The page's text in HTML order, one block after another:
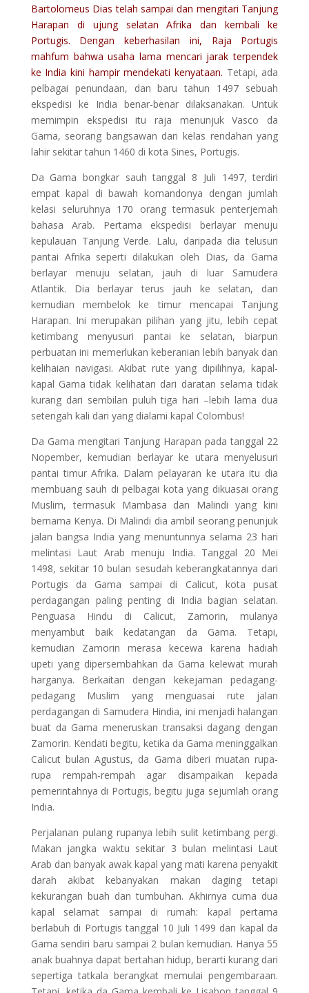
Bartolomeus Dias telah sampai dan mengitari Tanjung
Harapan di ujung selatan Afrika dan kembali ke
Portugis. Dengan keberhasilan ini, Raja Portugis
mahfum bahwa usaha lama mencari jarak terpendek
ke India kini hampir mendekati kenyataan. Tetapi, ada
pelbagai penundaan, dan baru tahun 1497 sebuah
ekspedisi ke India benar-benar dilaksanakan. Untuk
memimpin ekspedisi itu raja menunjuk Vasco da
Gama, seorang bangsawan dari kelas rendahan yang
lahir sekitar tahun 1460 di kota Sines, Portugis.
Da Gama bongkar sauh tanggal 8 Juli 1497, terdiri
empat kapal di bawah komandonya dengan jumlah
kelasi seluruhnya 170 orang termasuk penterjemah
bahasa Arab. Pertama ekspedisi berlayar menuju
kepulauan Tanjung Verde. Lalu, daripada dia telusuri
pantai Afrika seperti dilakukan oleh Dias, da Gama
berlayar menuju selatan, jauh di luar Samudera
Atlantik. Dia berlayar terus jauh ke selatan, dan
kemudian membelok ke timur mencapai Tanjung
Harapan. Ini merupakan pilihan yang jitu, lebih cepat
ketimbang menyusuri pantai ke selatan, biarpun
perbuatan ini memerlukan keberanian lebih banyak dan
kelihaian navigasi. Akibat rute yang dipilihnya, kapal-
kapal Gama tidak kelihatan dari daratan selama tidak
kurang dari sembilan puluh tiga hari –lebih lama dua
setengah kali dari yang dialami kapal Colombus!
Da Gama mengitari Tanjung Harapan pada tanggal 22
Nopember, kemudian berlayar ke utara menyelusuri
pantai timur Afrika. Dalam pelayaran ke utara itu dia
membuang sauh di pelbagai kota yang dikuasai orang
Muslim, termasuk Mambasa dan Malindi yang kini
bernama Kenya. Di Malindi dia ambil seorang penunjuk
jalan bangsa India yang menuntunnya selama 23 hari
melintasi Laut Arab menuju India. Tanggal 20 Mei
1498, sekitar 10 bulan sesudah keberangkatannya dari
Portugis da Gama sampai di Calicut, kota pusat
perdagangan paling penting di India bagian selatan.
Penguasa Hindu di Calicut, Zamorin, mulanya
menyambut baik kedatangan da Gama. Tetapi,
kemudian Zamorin merasa kecewa karena hadiah
upeti yang dipersembahkan da Gama kelewat murah
harganya. Berkaitan dengan kekejaman pedagang-
pedagang Muslim yang menguasai rute jalan
perdagangan di Samudera Hindia, ini menjadi halangan
buat da Gama meneruskan transaksi dagang dengan
Zamorin. Kendati begitu, ketika da Gama meninggalkan
Calicut bulan Agustus, da Gama diberi muatan rupa-
rupa rempah-rempah agar disampaikan kepada
pemerintahnya di Portugis, begitu juga sejumlah orang
India.
Perjalanan pulang rupanya lebih sulit ketimbang pergi.
Makan jangka waktu sekitar 3 bulan melintasi Laut
Arab dan banyak awak kapal yang mati karena penyakit
darah akibat kebanyakan makan daging tetapi
kekurangan buah dan tumbuhan. Akhirnya cuma dua
kapal selamat sampai di rumah: kapal pertama
berlabuh di Portugis tanggal 10 Juli 1499 dan kapal da
Gama sendiri baru sampai 2 bulan kemudian. Hanya 55
anak buahnya dapat bertahan hidup, berarti kurang dari
sepertiga tatkala berangkat memulai pengembaraan.